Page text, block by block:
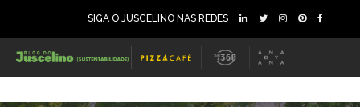
SIGA O JUSCELINO NAS REDES